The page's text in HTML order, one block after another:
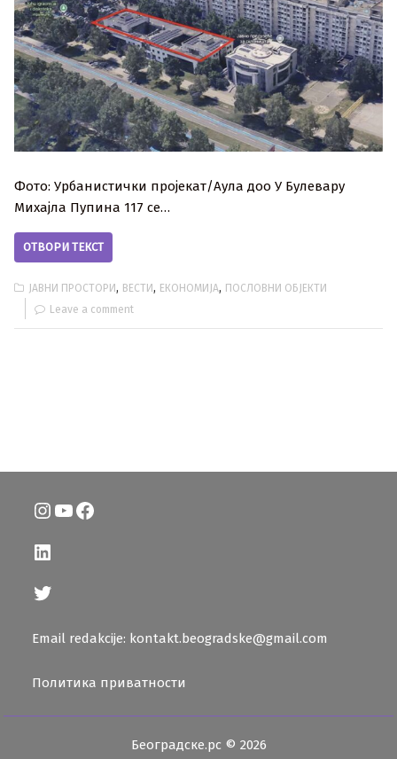
Фото: Урбанистички пројекат/Аула доо У Булевару
Михајла Пупина 117 се…
ОТВОРИ ТЕКСТ
ЈАВНИ ПРОСТОРИ, ВЕСТИ, ЕКОНОМИЈА, ПОСЛОВНИ ОБЈЕКТИ
Leave a comment
Instagram
YouTube
Facebook
LinkedIn
Twitter
Email redakcije: kontakt.beogradske@gmail.com
Политика приватности
Београдске.рс © 2026